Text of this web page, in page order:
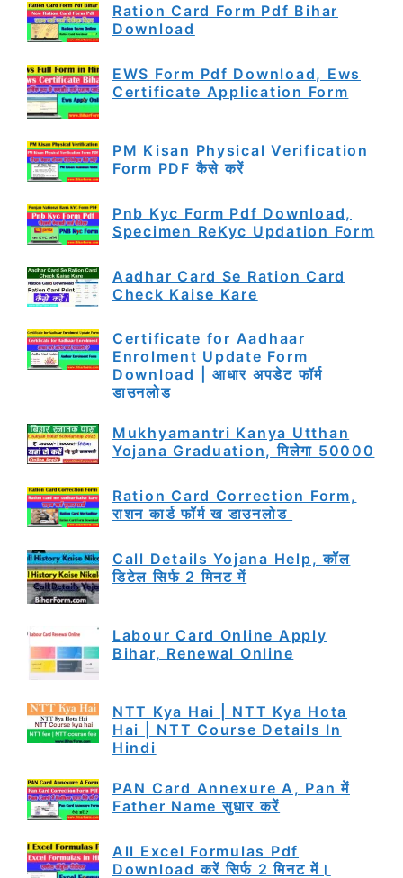
Ration Card Form Pdf Bihar
Download
EWS Form Pdf Download, Ews
Certificate Application Form
PM Kisan Physical Verification
Form PDF कैसे करें
Pnb Kyc Form Pdf Download,
Specimen ReKyc Updation Form
Aadhar Card Se Ration Card
Check Kaise Kare
Certificate for Aadhaar
Enrolment Update Form
Download | आधार अपडेट फॉर्म
डाउनलोड
Mukhyamantri Kanya Utthan
Yojana Graduation, मिलेगा 50000
Ration Card Correction Form,
राशन कार्ड फॉर्म ख डाउनलोड
Call Details Yojana Help, कॉल
डिटेल सिर्फ 2 मिनट में
Labour Card Online Apply
Bihar, Renewal Online
NTT Kya Hai | NTT Kya Hota
Hai | NTT Course Details In
Hindi
PAN Card Annexure A, Pan में
Father Name सुधार करें
All Excel Formulas Pdf
Download करें सिर्फ 2 मिनट में।